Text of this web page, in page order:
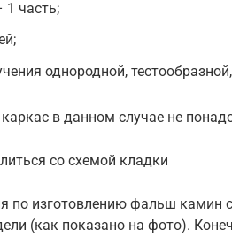
часть;
однородной,
в данном случае не
со схемой кладки
по изготовлению фальш камин
(как показано на фото).